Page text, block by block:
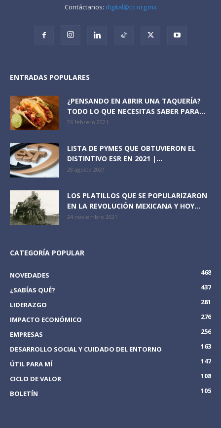
Contáctanos: digital@cc.org.mx
ENTRADAS POPULARES
¿PENSANDO EN ABRIR UNA TAQUERÍA?
TODO LO QUE NECESITAS SABER PARA...
26 febrero 2021
LISTA DE PYMES QUE OBTUVIERON EL
DISTINTIVO ESR EN 2021 |...
28 agosto 2021
LOS PLATILLOS QUE SE POPULARIZARON
EN LA REVOLUCIÓN MEXICANA Y HOY...
24 noviembre 2021
CATEGORÍA POPULAR
NOVEDADES
468
¿SABÍAS QUÉ?
437
LIDERAZGO
281
IMPACTO ECONÓMICO
276
EMPRESAS
256
DESARROLLO SOCIAL Y CUIDADO DEL ENTORNO
163
ÚTIL PARA MÍ
147
CICLO DE VALOR
108
BOLETÍN
105